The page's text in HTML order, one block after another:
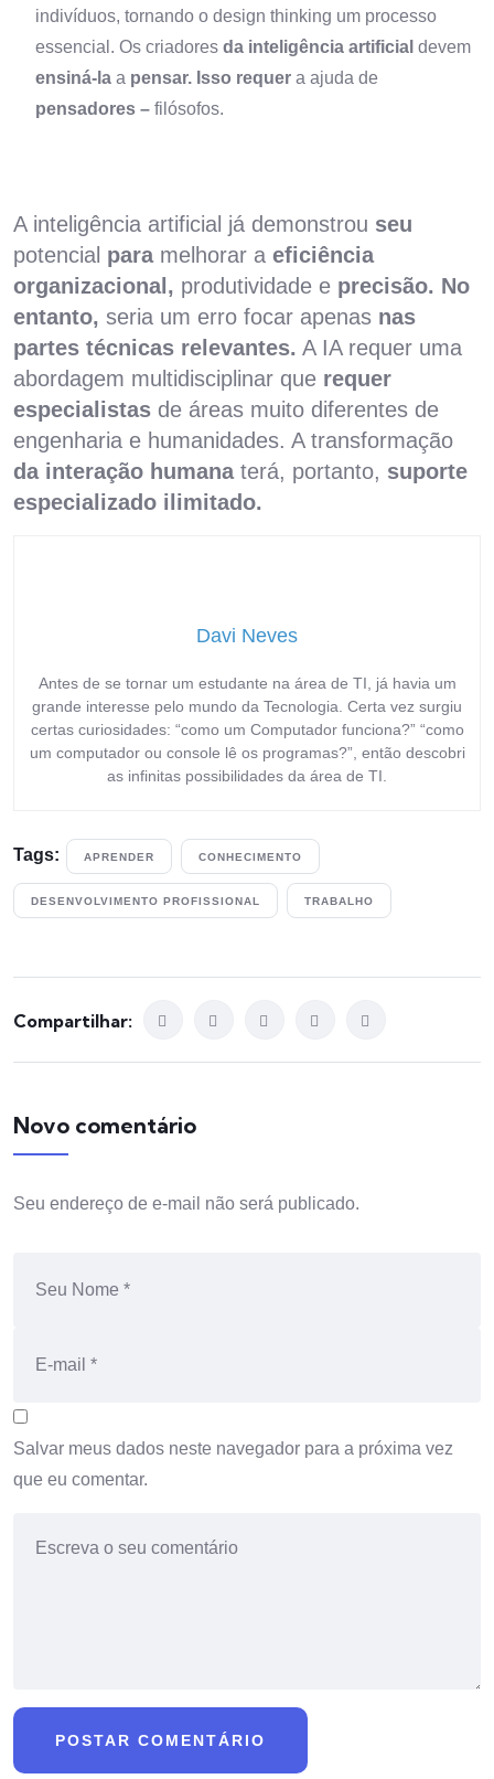
indivíduos, tornando o design thinking um processo
essencial. Os criadores da inteligência artificial devem
ensiná-la a pensar. Isso requer a ajuda de
pensadores – filósofos.
A inteligência artificial já demonstrou seu
potencial paramelhorar a eficiência
organizacional, produtividade e precisão. No
entanto, seria um erro focar apenas nas
partes técnicas relevantes. A IA requer uma
abordagem multidisciplinar que requer
especialistas de áreas muito diferentes de
engenharia e humanidades. A transformação
da interação humanaterá, portanto, suporte
especializado ilimitado.
Davi Neves
Antes de se tornar um estudante na área de TI, já havia um
grande interesse pelo mundo da Tecnologia. Certa vez surgiu
certas curiosidades: “como um Computador funciona?” “como
um computador ou console lê os programas?”, então descobri
as infinitas possibilidades da área de TI.
Tags: APRENDER CONHECIMENTO
DESENVOLVIMENTO PROFISSIONAL TRABALHO
Compartilhar:
Novo comentário
Seu endereço de e-mail não será publicado.
Salvar meus dados neste navegador para a próxima vez
que eu comentar.